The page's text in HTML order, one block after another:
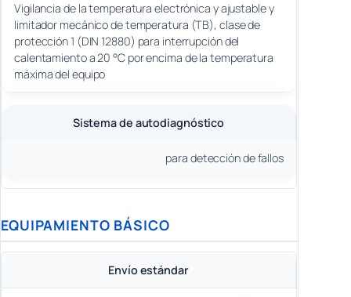
Vigilancia de la temperatura electrónica y ajustable y
limitador mecánico de temperatura (TB), clase de
protección 1 (DIN 12880) para interrupción del
calentamiento a 20 °C por encima de la temperatura
máxima del equipo
Sistema de autodiagnóstico
para detección de fallos
EQUIPAMIENTO BÁSICO
Envío estándar